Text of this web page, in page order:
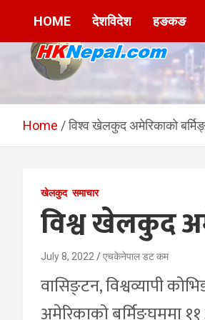
HKNepal.com
हङकङबाट
नेपाली अनलाईन
hknepal, hknepal.com, hk nepal, hk
HOME देशविदेश हङकङ
Home विश्व खेलकुद अमेरिकाको
खेलकुद समाचार
विश्व खेलकुद
July 8, 2022 एचकेनेपाल डट कम
वासिङ्टन, विश्वव्यापी
अमेरिकाको बर्मिङ्घममा